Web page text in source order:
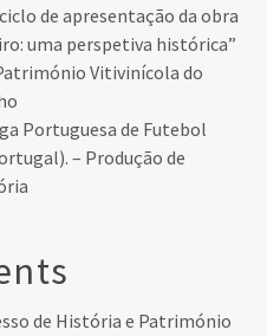
de apresentação da obra
uma perspetiva histórica”
Vitivinícola do
Portuguesa de Futebol
– Produção de
de História e Património